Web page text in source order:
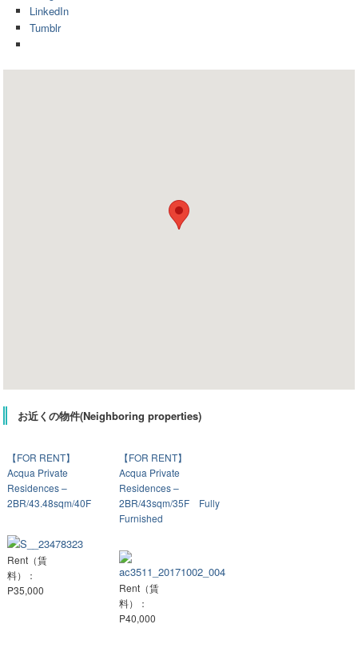
LinkedIn
Tumblr
お近くの物件(Neighboring properties)
【FOR RENT】
Acqua Private
Residences –
2BR/43.48sqm/40F
Rent（賃
料）：
P35,000
【FOR RENT】
Acqua Private
Residences –
2BR/43sqm/35F Fully
Furnished
Rent（賃
料）：
P40,000